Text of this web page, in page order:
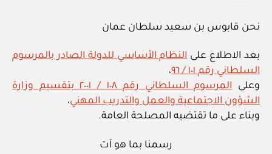
نحن قابوس بن سعيد سلطان عمان
بعد الاطلاع علىالنظام الأساسي للدولة الصادر بالمرسوم
السلطاني رقم ١٠١ / ٩٦
،
وعلى
المرسوم السلطاني رقم ١٠٨ / ٢٠٠١ بتقسيم وزارة
الشؤون الاجتماعية والعمل والتدريب المهني،
وبناء على ما تقتضيه المصلحة العامة.
رسمنا بما هو آت